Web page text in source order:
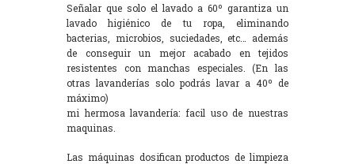
Señalar que solo el lavado a 60º garantiza un
lavado higiénico de tu ropa, eliminando
bacterias, microbios, suciedades, etc… además
de conseguir un mejor acabado en tejidos
resistentes con manchas especiales. (En las
otras lavanderías solo podrás lavar a 40º de
máximo)
mi hermosa lavandería: facil uso de nuestras
maquinas.
Las máquinas dosifican productos de limpieza